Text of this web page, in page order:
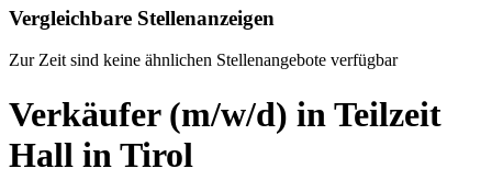
Vergleichbare Stellenanzeigen
Zur Zeit sind keine ähnlichen Stellenangebote verfügbar
Verkäufer (m/w/d) in Teilzeit
Hall in Tirol